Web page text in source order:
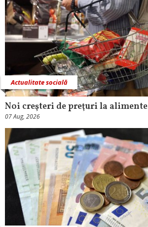
Actualitate socială
Noi creşteri de preţuri la alimente
07 Aug, 2026